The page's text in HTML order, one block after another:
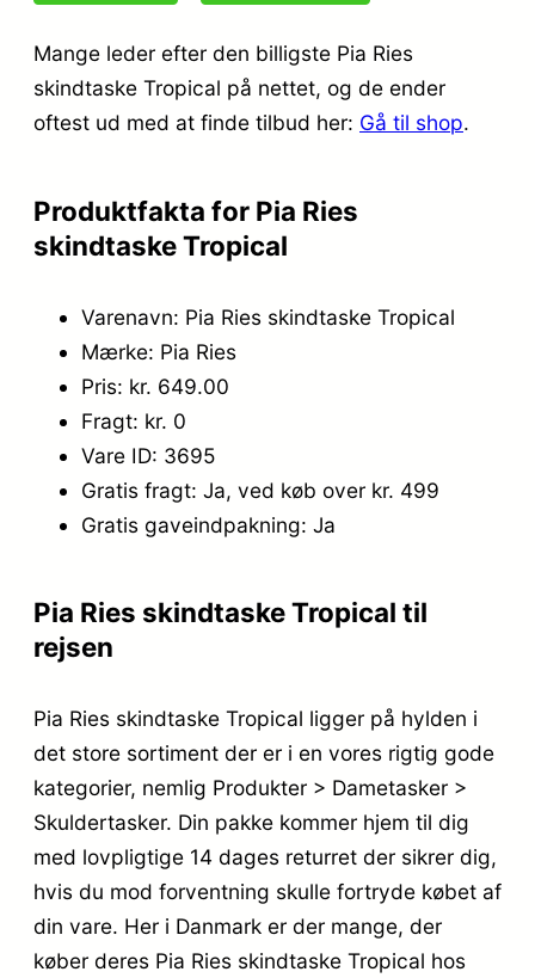
Mange leder efter den billigste Pia Ries
skindtaske Tropical på nettet, og de ender
oftest ud med at finde tilbud her: Gå til shop.
Produktfakta for Pia Ries
skindtaske Tropical
Varenavn: Pia Ries skindtaske Tropical
Mærke: Pia Ries
Pris: kr. 649.00
Fragt: kr. 0
Vare ID: 3695
Gratis fragt: Ja, ved køb over kr. 499
Gratis gaveindpakning: Ja
Pia Ries skindtaske Tropical til
rejsen
Pia Ries skindtaske Tropical ligger på hylden i
det store sortiment der er i en vores rigtig gode
kategorier, nemlig Produkter > Dametasker >
Skuldertasker. Din pakke kommer hjem til dig
med lovpligtige 14 dages returret der sikrer dig,
hvis du mod forventning skulle fortryde købet af
din vare. Her i Danmark er der mange, der
køber deres Pia Ries skindtaske Tropical hos